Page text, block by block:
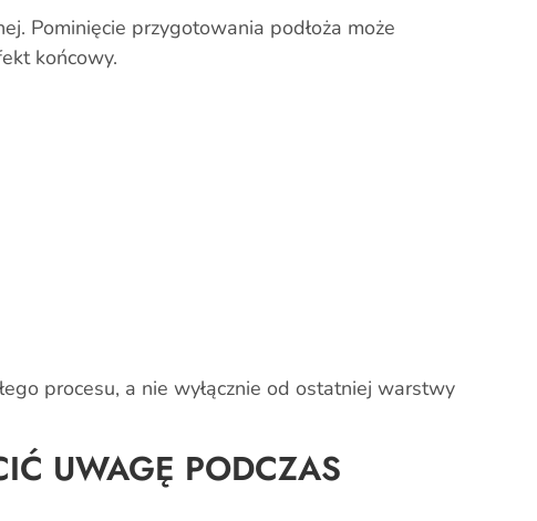
Pominięcie przygotowania podłoża może
końcowy.
procesu, a nie wyłącznie od ostatniej warstwy
UWAGĘ PODCZAS